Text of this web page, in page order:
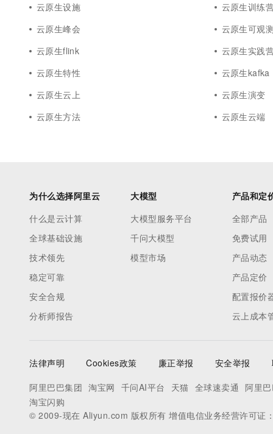
云原生设施
云原生训练
云原生峰会
云原生可观
云原生flink
云原生实践
云原生特性
云原生kafka
云原生云上
云原生演变
云原生方法
云原生云端
为什么选择阿里云
什么是云计算
全球基础设施
技术领先
稳定可靠
安全合规
分析师报告
大模型
大模型服务平台
千问大模型
模型市场
产品和定
全部产品
免费试用
产品动态
产品定价
配置报价
云上成本
法律声明 Cookies政策 廉正举报 安全举报
阿里巴巴集团 淘宝网 千问AI平台 天猫 全球速卖通 阿里
淘宝闪购
© 2009-现在 Aliyun.com 版权所有 增值电信业务经营许可证